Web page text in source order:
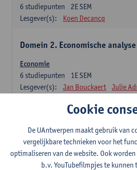
2E SEM
6 studiepunten
Lesgever(s):
Koen Decancq
Domein 2. Economische analyse
Economie
1E SEM
6 studiepunten
Lesgever(s):
Jan Bouckaert Julie
Domein 3. Bedrijfseconomie
Accountancy
1E/2E SEM
6studiepunten
Lesgever(s):
Tom Van Caneghem
Cookie
De UAntwerpen maakt gebruik van
vergelijkbare technieken voor het
optimaliseren van de website. Ook
b.v. YouTubefilmpjes te kunnen